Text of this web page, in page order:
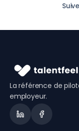
La référence de
employeur.